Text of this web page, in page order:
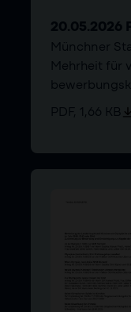
20.05.2026
Münchner
Mehrheit für
PDF, 1,66 KB